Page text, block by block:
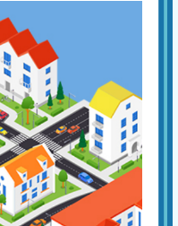
カップでもつまり
い
円
EB
限
定
割
引
作業費
5,500
部品代
0円〜
5,500 円〜
まりなら、ラバーカップで解
の原因がトイレ本体の排水
専用機器（真空式・ワイヤー
動トーラー、高圧洗浄機な